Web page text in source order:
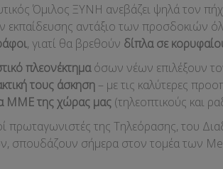
Όμιλος ΞΥΝΗ ανεβάζει ψηλά τον
εκπαίδευσης αντάξιο των προσδοκιών
, γιατί θα βρεθούν δίπλα σε
πλεονέκτημαόσων νέων επιλέξουν
τους άσκηση – με τις καλύτερες
MMEτης χώρας μας (τηλεοπτικούς και
πρωταγωνιστές της Τηλεόρασης, του
σπουδάζουν σήμερα στον τομέα των